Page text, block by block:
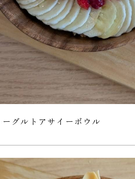
グルトアサイーボウル